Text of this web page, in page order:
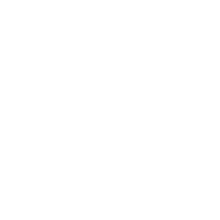
Financieras Interbancarias Mundiales"), una red
por letras y números. El BIC es necesario para
casos, optan tener un código SWIFT específico para
XXX, se refiere a la sede bancaria central. Si no, se
la cuenta de su destinatario y anular el pago.
y pedir que se anule la transferencia.